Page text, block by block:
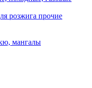
розжига прочие
мангалы